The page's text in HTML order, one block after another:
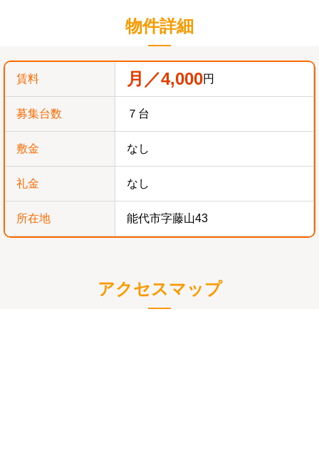
物件詳細
賃料 月／4,000円
募集台数 ７台
敷金 なし
礼金 なし
所在地 能代市字藤山43
アクセスマップ